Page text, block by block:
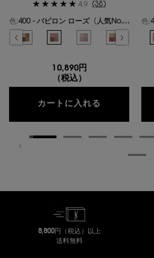
4.9 (38)
色:
400 - バビロン ローズ〈人気No.1〉
色を選択してください
{1} の場合
のカラー クチュール ミニ クラッチ、1/19
ズ ドリーム のカラー クチュール ミニ クラッ
択済み
- カスバ スパイシーズ のカラー クチュール
選択済み
310 - エキゾチック ミラージュ のカラ
400 - バビロン ローズ〈人気
選択済み
410 - フォービドゥ
選択済み
500 - メデ
10,890円
（税込）
カートに入れる クチュール
色:
色を選
8,800円（税込）以上
送料無料